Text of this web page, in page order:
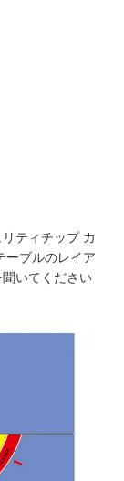
ティチップ カ
ーブルのレイア
いてください